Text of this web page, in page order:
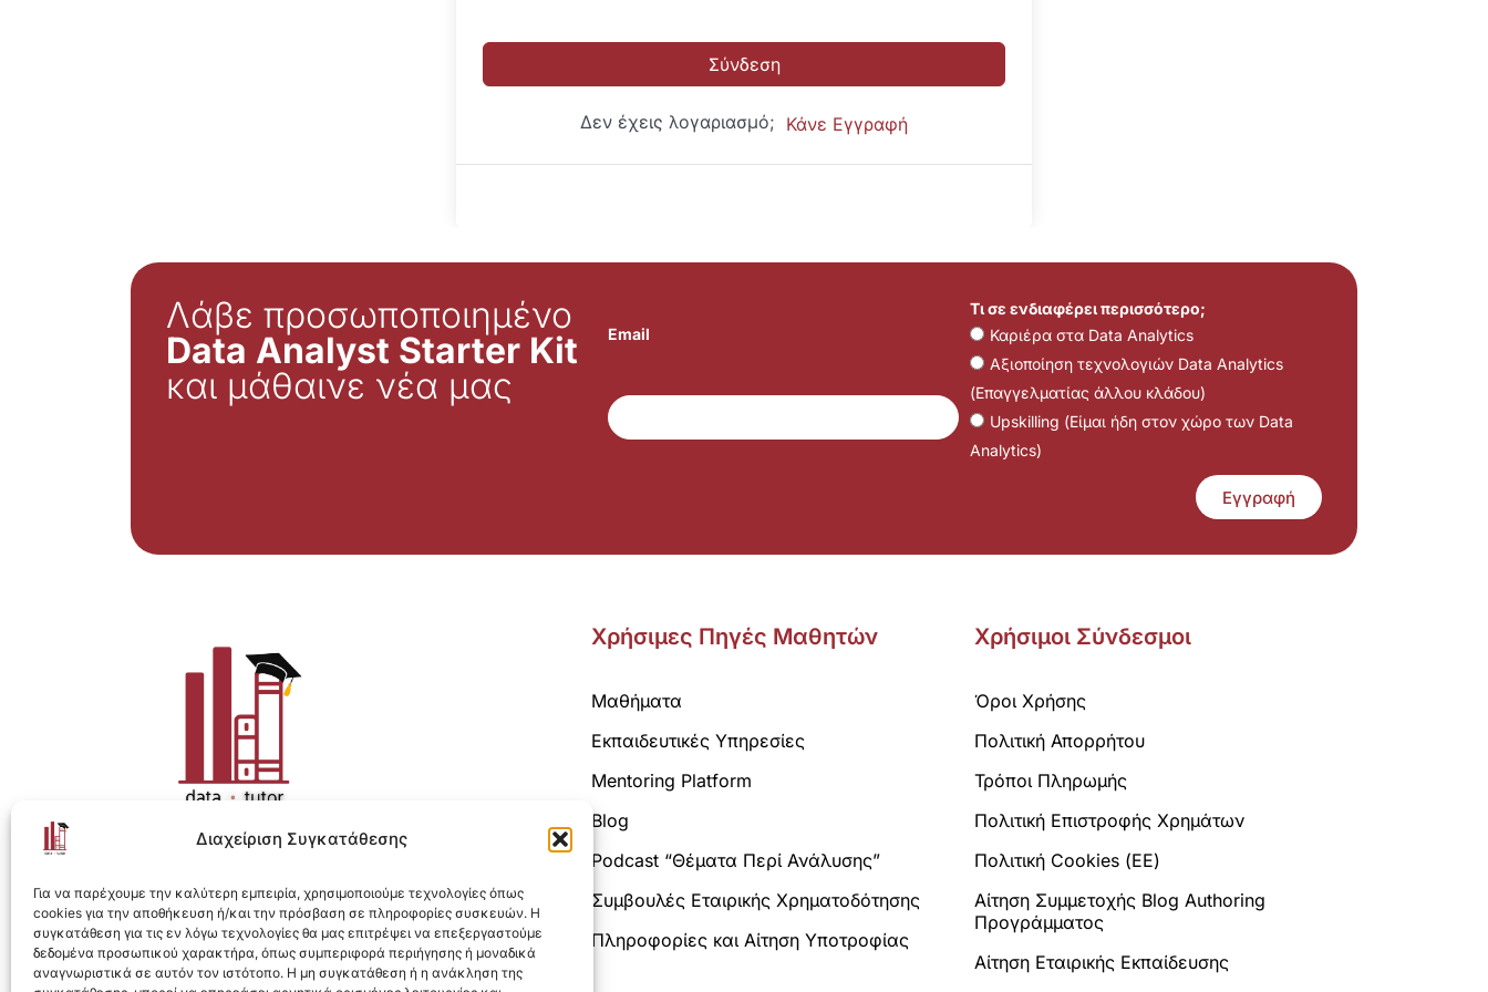
Διαχείριση Συγκατάθεσης
Για να παρέχουμε την καλύτερη εμπειρία, χρησιμοποιούμε τεχνολογίες όπως
cookies για την αποθήκευση ή/και την πρόσβαση σε πληροφορίες συσκευών. Η
συγκατάθεση για τις εν λόγω τεχνολογίες θα μας επιτρέψει να επεξεργαστούμε
δεδομένα προσωπικού χαρακτήρα, όπως συμπεριφορά περιήγησης ή μοναδικά
αναγνωριστικά σε αυτόν τον ιστότοπο. Η μη συγκατάθεση ή η ανάκληση της
Σύνδεση
Δεν έχεις λογαριασμό; Κάνε Εγγραφή
Λάβε προσωποποιημένο
Data Analyst Starter Kit
και μάθαινε νέα μας
Email
Τι σε ενδιαφέρει περισσότερο;
Καριέρα στα Data Analytics
Αξιοποίηση τεχνολογιών Data Analytics
(Επαγγελματίας άλλου κλάδου)
Upskilling (Είμαι ήδη στον χώρο των Data
Analytics)
Εγγραφή
Η ολοκληρωμένη e-learning λύση για Data Analytics.
Χρήσιμες Πηγές Μαθητών
Μαθήματα
Εκπαιδευτικές Υπηρεσίες
Mentoring Platform
Blog
Podcast “Θέματα Περί Ανάλυσης”
Συμβουλές Εταιρικής Χρηματοδότησης
Πληροφορίες και Αίτηση Υποτροφίας
Χρήσιμοι Σύνδεσμοι
Όροι Χρήσης
Πολιτική Απορρήτου
Τρόποι Πληρωμής
Πολιτική Επιστροφής Χρημάτων
Πολιτική Cookies (ΕΕ)
Αίτηση Συμμετοχής Blog Authoring
Προγράμματος
Αίτηση Εταιρικής Εκπαίδευσης